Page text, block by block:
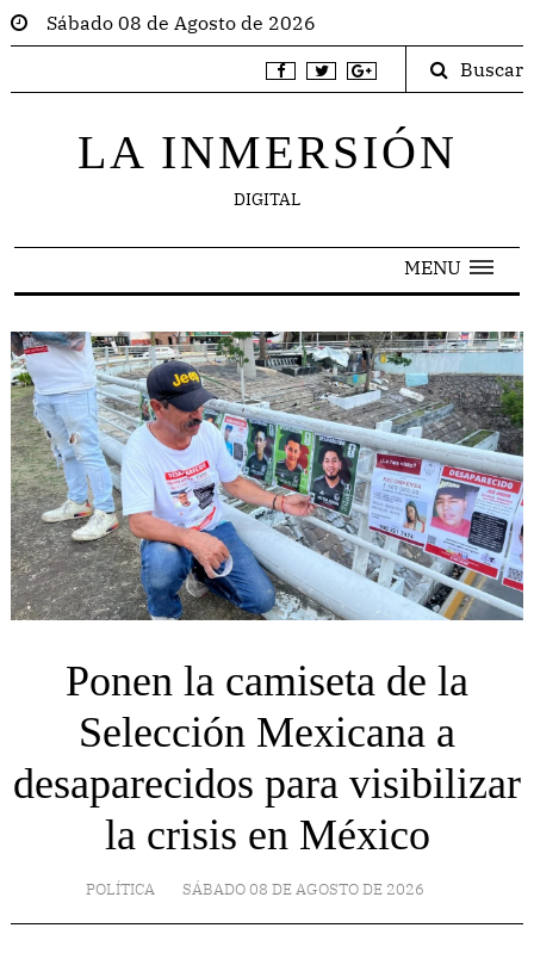
Sábado 08 de Agosto de 2026
Buscar
LA INMERSIÓN
DIGITAL
MENU
Ponen la camiseta de la
Selección Mexicana a
desaparecidos para visibilizar
la crisis en México
POLÍTICA SÁBADO 08 DE AGOSTO DE 2026